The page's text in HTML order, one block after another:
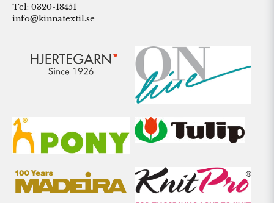
Tel: 0320-18451
info@kinnatextil.se